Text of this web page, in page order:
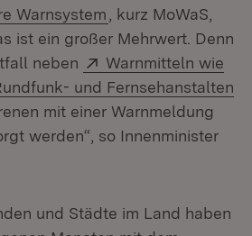
Warnsystem (Öffnet in neuem
, kurz MoWaS,
ist ein großer Mehrwert. Denn
neben
Extern:
Warnmitteln wie
und Fernsehanstalten
mit einer Warnmeldung
werden“, so Innenminister
und Städte im Land haben